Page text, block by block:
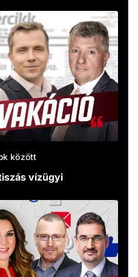
között
vízügyi